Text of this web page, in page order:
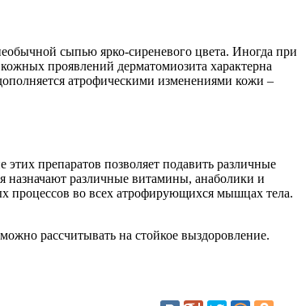
сыпью ярко-сиреневого цвета. Иногда при
проявлений дерматомиозита характерна
атрофическими изменениями кожи –
препаратов позволяет подавить различные
различные витамины, анаболики и
процессов во всех атрофирующихся мышцах тела.
рассчитывать на стойкое выздоровление.